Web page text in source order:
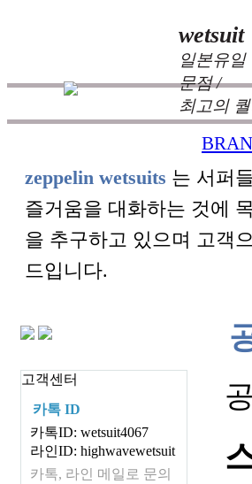
wetsuit
일본유
문점 /
최고의
+
zeppelin wetsuits 는 서퍼
즐거움을 대화하는 것에
을 추구하고 있으며 고객
드입니다.
고객센터
카톡 ID
카톡ID: wetsuit4067
라인ID: highwavewetsuit
카톡, 라인 메일로 문의